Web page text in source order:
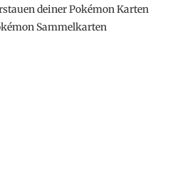
deiner Pokémon Karten
Sammelkarten